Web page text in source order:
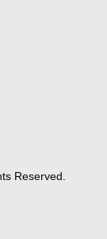
Reserved.